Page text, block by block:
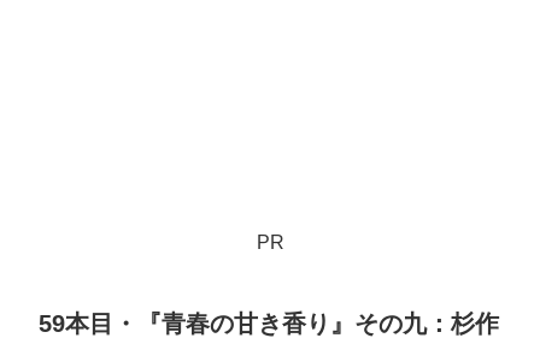
PR
59本目・『青春の甘き香り』その九：杉作